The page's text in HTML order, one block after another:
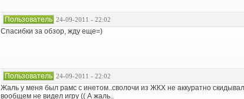
Пользователь 24-09-2011 - 22:02
Спасибки за обзор, жду еще=)
Пользователь 24-09-2011 - 22:02
Жаль у меня был рамс с инетом..сволочи из ЖКХ не аккуратно
вообщем не видел игру (( А жаль..